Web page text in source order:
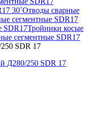
30˚Отводы сварные
сегментные SDR17
SDR17Тройники косые
сегментные SDR17
SDR 17